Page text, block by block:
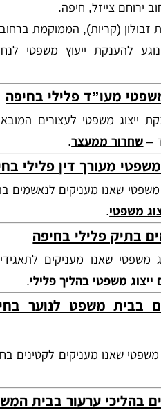
ירוחם צייזל, חיפה.
(קריות), הממוקמת ברחוב
להענקת ייעוץ משפטי
מעו”ד פלילי בחיפה
ייצוג משפטי לעצורים
– שחרור ממעצר.
מעורך דין פלילי
משפטי שאנו מעניקים לנאשמים
משפטי.
בתיק פלילי בחיפה
משפטי שאנו מעניקים
ייצוג משפטי בהליך פלילי.
בבית משפט לנוער
משפטי שאנו מעניקים לקטינים
בהליכי ערעור בבית